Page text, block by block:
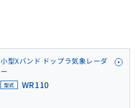
小型Xバンド ドップラ気象レーダ
ー
型式 WR110